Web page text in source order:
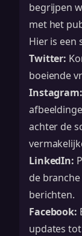
begrijpen
met het
Hier is een
Twitter:
boeiende
Instagram:
achter de
LinkedIn:
de
berichten.
Facebook:
updates